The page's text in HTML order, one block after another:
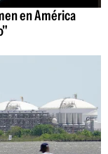
en América